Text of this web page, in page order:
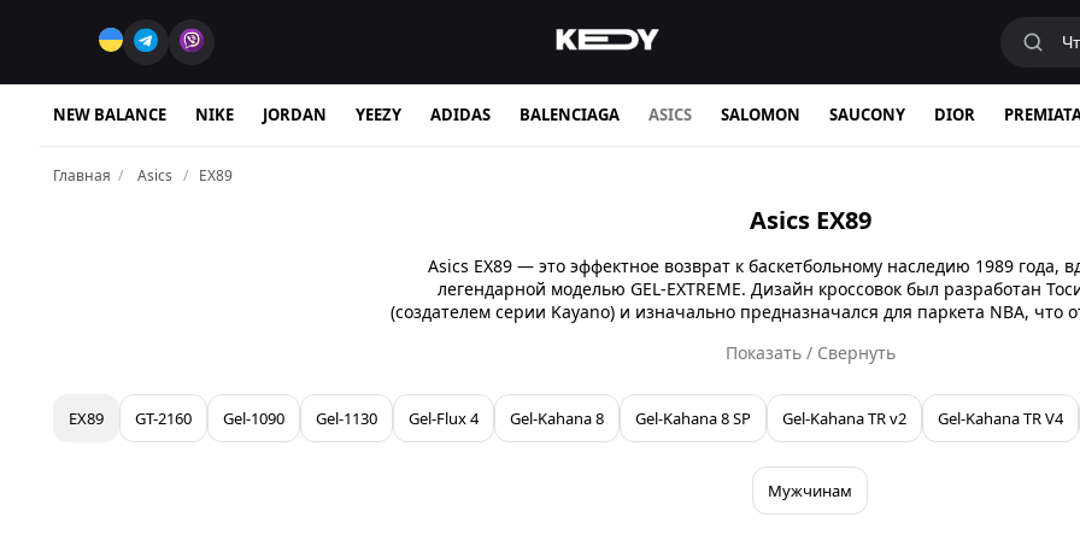
NEW BALANCE NIKE JORDAN YEEZY ADIDAS BALENCIAGA ASICS SALOMON SAUCONY DIOR
Главная Asics EX89
Asics EX89
Asics EX89 — это эффектное возврат к баскетбольному наследию 1989 года,
легендарной моделью GEL-EXTREME. Дизайн кроссовок был разработан
(создателем серии Kayano) и изначально предназначался для паркета NBA, что
стритвира, объединяя винтажную эстетику низких баскетбольных кроссовок
Харьков, Одессу, Львов и Днепр.
Показать / Свернуть
EX89 GT-2160 Gel-1090 Gel-1130 Gel-Flux 4 Gel-Kahana 8 Gel-Kahana 8 SP Gel-Kahana TR v2 Gel-Kahana TR V4
Мужчинам